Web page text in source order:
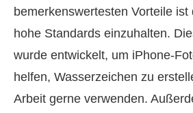
bemerkenswertesten Vorteile ist
hohe Standards einzuhalten.
wurde entwickelt, um iPhone-
helfen, Wasserzeichen zu
Arbeit gerne verwenden.